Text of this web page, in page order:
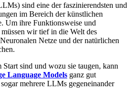
sind eine der faszinierendsten und
im Bereich der künstlichen
Um ihre Funktionsweise und
wir tief in die Welt des
Netze und der natürlichen
sind und wozu sie taugen, kann
Language Models ganz gut
mehrere LLMs gegeneinander